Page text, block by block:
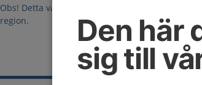
Den här
sig till
Obs! Detta val innebär att du inte ser regionalt
region.